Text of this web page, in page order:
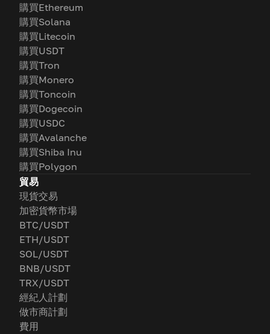
購買Ethereum
購買Solana
購買Litecoin
購買USDT
購買Tron
購買Monero
購買Toncoin
購買Dogecoin
購買USDC
購買Avalanche
購買Shiba Inu
購買Polygon
貿易
現貨交易
加密貨幣市場
BTC/USDT
ETH/USDT
SOL/USDT
BNB/USDT
TRX/USDT
經紀人計劃
做市商計劃
費用